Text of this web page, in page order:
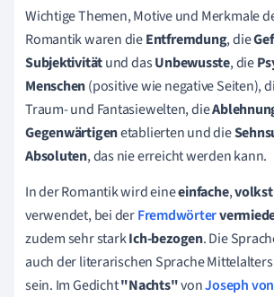
Wichtige Themen, Motive und Merkmale
Romantik waren dieEntfremdung, die
Subjektivitätund dasUnbewusste, die
Menschen(positive wie negative Seiten),
Traum- und Fantasiewelten, die
Gegenwärtigenetablierten und die
Absoluten, das nie erreicht werden kann.
In der Romantik wird eineeinfache,
verwendet, bei derFremdwörter
zudem sehr starkIch-bezogen. Die
auch der literarischen Sprache
sein. Im Gedicht"Nachts"vonJoseph